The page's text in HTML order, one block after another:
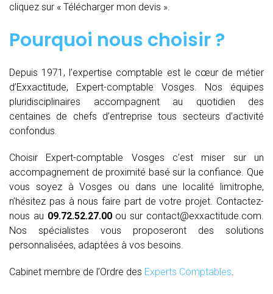
cliquez sur « Télécharger mon devis ».
Pourquoi nous choisir ?
Depuis 1971, l’expertise comptable est le cœur de métier
d’Exxactitude, Expert-comptable Vosges. Nos équipes
pluridisciplinaires accompagnent au quotidien des
centaines de chefs d’entreprise tous secteurs d’activité
confondus.
Choisir Expert-comptable Vosges c’est miser sur un
accompagnement de proximité basé sur la confiance. Que
vous soyez à Vosges ou dans une localité limitrophe,
n’hésitez pas à nous faire part de votre projet. Contactez-
nous au 09.72.52.27.00ou sur contact@exxactitude.com.
Nos spécialistes vous proposeront des solutions
personnalisées, adaptées à vos besoins.
Cabinet membre de l’Ordre des Experts Comptables